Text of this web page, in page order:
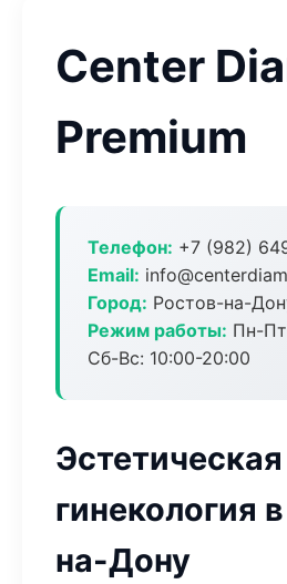
Center
Premium
Телефон: +7 (982)
Email:
Город: Ростов-на-
Режим работы: Пн-
Сб-Вс: 10:00-20:00
Эстетическая
гинекология
на-Дону